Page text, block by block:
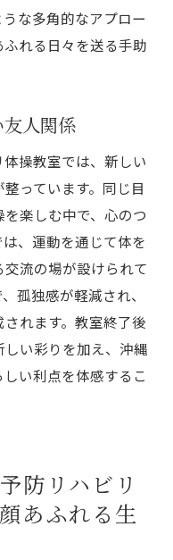
な多角的なアプロー
れる日々を送る手助
人関係
体操教室では、新しい
っています。同じ目
楽しむ中で、心のつ
、運動を通じて体を
流の場が設けられて
孤独感が軽減され、
れます。教室終了後
い彩りを加え、沖縄
い利点を体感するこ
防リハビリ
あふれる生